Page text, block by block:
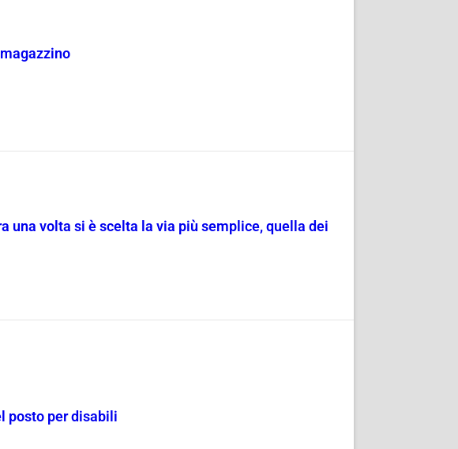
una volta si è scelta la via più semplice, quella dei
posto per disabili